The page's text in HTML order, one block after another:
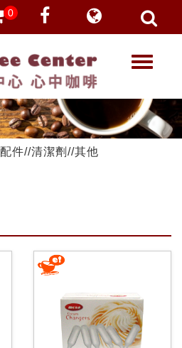
0
T
g
l
e
a
t
配件//清潔劑//其他